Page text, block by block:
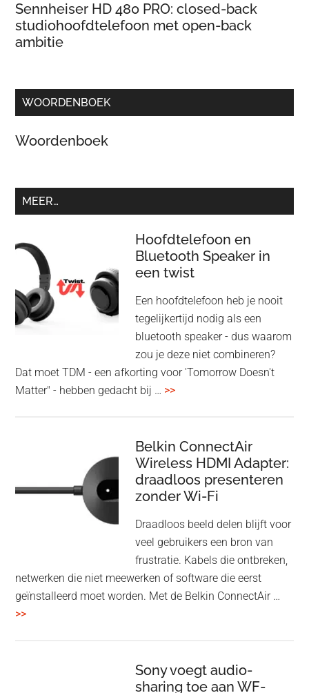
Sennheiser HD 480 PRO: closed-back
studiohoofdtelefoon met open-back
ambitie
WOORDENBOEK
Woordenboek
MEER…
Hoofdtelefoon en
Bluetooth Speaker in
een twist
Een hoofdtelefoon heb je nooit
tegelijkertijd nodig als een
bluetooth speaker - dus waarom
zou je deze niet combineren?
Dat moet TDM - een afkorting voor 'Tomorrow Doesn't
Matter" - hebben gedacht bij … >>overHoofdtelefoon
Speaker
in
een
twist
Belkin ConnectAir
Wireless HDMI Adapter:
draadloos presenteren
zonder Wi-Fi
Draadloos beeld delen blijft voor
veel gebruikers een bron van
frustratie. Kabels die ontbreken,
netwerken die niet meewerken of software die eerst
geïnstalleerd moet worden. Met de Belkin ConnectAir …
>>overBelkin
Sony voegt audio-
sharing toe aan WF-